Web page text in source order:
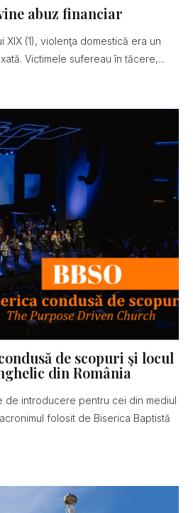
abuz financiar
XIX (1), violenţa domestică era un
Victimele sufereau în tăcere,...
de scopuri şi locul
din România
de introducere pentru cei din mediul
folosit de Biserica Baptistă